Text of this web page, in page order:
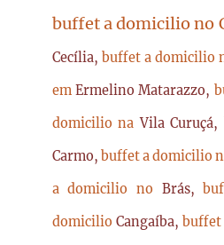
buffet a domicilio no
Cecília, buffet a domicilio
em Ermelino Matarazzo,
domicilio naVila Curuçá,
Carmo, buffet a domicilio
a domicilio no Brás,
domicilio Cangaíba,